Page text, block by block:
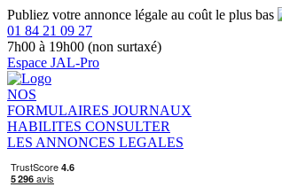
Publiez votre annonce légale au coût le plus bas
01 84 21 09 27
7h00 à 19h00 (non surtaxé)
Espace JAL-Pro
NOS
FORMULAIRES JOURNAUX
HABILITES CONSULTER
LES ANNONCES LEGALES